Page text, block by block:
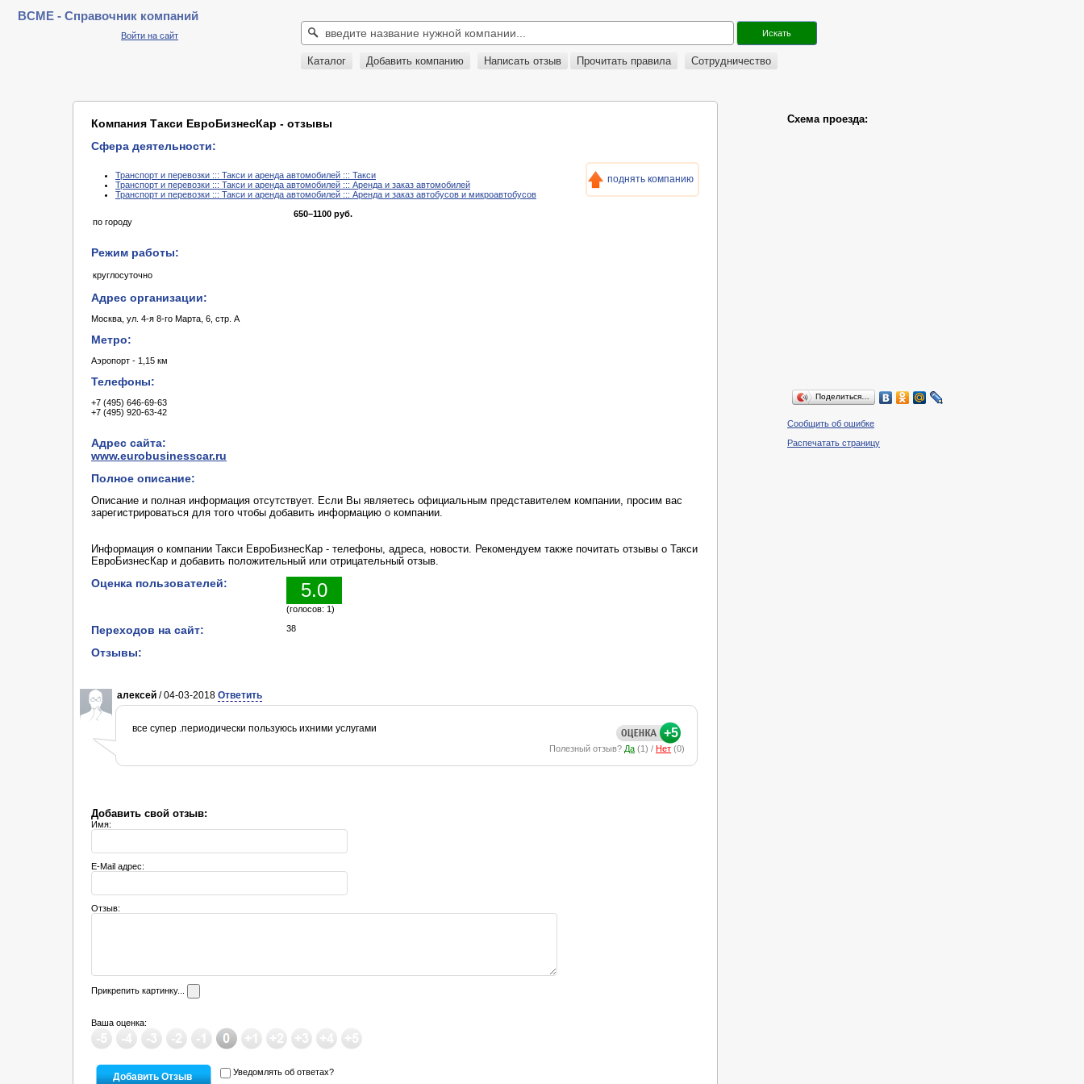
BCME - Справочник компаний
Войти на сайт
Каталог Добавить компанию Написать отзыв Прочитать правила Сотрудничество
Компания Такси ЕвроБизнесКар - отзывы
Сфера деятельности:
Транспорт и перевозки ::: Такси и аренда автомобилей ::: Такси
Транспорт и перевозки ::: Такси и аренда автомобилей ::: Аренда и заказ автомобилей
Транспорт и перевозки ::: Такси и аренда автомобилей ::: Аренда и заказ автобусов и микроавтобусов
по городу
650–1100 руб.
поднять компанию
Режим работы:
круглосуточно
Адрес организации:
Москва, ул. 4-я 8-го Марта, 6, стр. А
Метро:
Аэропорт - 1,15 км
Телефоны:
+7 (495) 646-69-63
+7 (495) 920-63-42
Адрес сайта:
www.eurobusinesscar.ru
Полное описание:
Описание и полная информация отсутствует. Если Вы являетесь официальным представителем компании, просим вас
зарегистрироваться для того чтобы добавить информацию о компании.
Информация о компании Такси ЕвроБизнесКар - телефоны, адреса, новости. Рекомендуем также почитать отзывы о Такси
ЕвроБизнесКар и добавить положительный или отрицательный отзыв.
Оценка пользователей: 5.0
(голосов: 1)
Переходов на сайт: 38
Отзывы:
алексей / 04-03-2018 Ответить
+5
все супер .периодически пользуюсь ихними услугами
Полезный отзыв? Да (1) / Нет (0)
Добавить свой отзыв:
Имя:
E-Mail адрес:
Отзыв:
Прикрепить картинку...
Ваша оценка:
Уведомлять об ответах?
Схема проезда:
Поделиться…
Сообщить об ошибке
Распечатать страницу